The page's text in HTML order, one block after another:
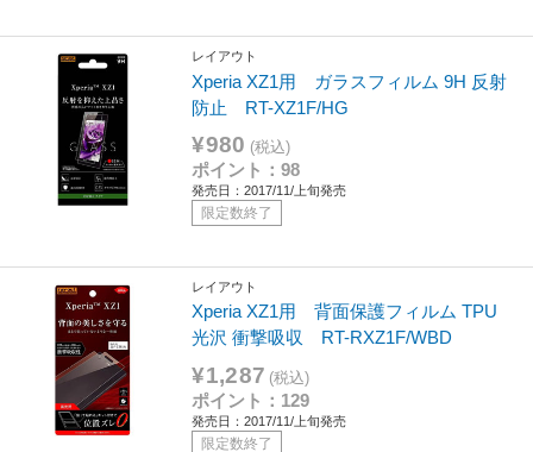
レイアウト
Xperia XZ1用 ガラスフィルム 9H 反射
防止 RT-XZ1F/HG
¥980 (税込)
ポイント：98
発売日：2017/11/上旬発売
限定数終了
レイアウト
Xperia XZ1用 背面保護フィルム TPU
光沢 衝撃吸収 RT-RXZ1F/WBD
¥1,287 (税込)
ポイント：129
発売日：2017/11/上旬発売
限定数終了